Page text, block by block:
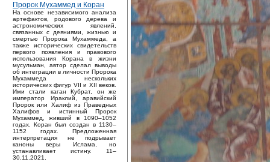
Пророк Мухаммед и Коран
На основе независимого анализа
артефактов, родового дерева и
астрономических явлений,
связанных с деяниями, жизнью и
смертью Пророка Мухаммеда, а
также исторических свидетельств
первого появления и правового
использования Корана в жизни
мусульман, автор сделал выводы
об интеграции в личности Пророка
Мухаммеда нескольких
исторических фигур VII и XII веков.
Ими стали каган Кубрат, он же
император Ираклий, аравийский
Пророк или Халиф из Праведных
Халифов и истинный Пророк
Мухаммед, живший в 1090–1052
годах. Коран был создан в 1130–
1152 годах. Предложенная
интерпретация не подрывает
каноны веры Ислама, но
устанавливает истину. 11–
30.11.2021.